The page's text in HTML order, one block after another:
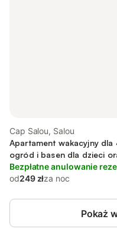
Cap Salou, Salou
Apartament wakacyjny dla
ogród i basen dla dzieci
Bezpłatne anulowanie
od249 złza noc
Pokaż